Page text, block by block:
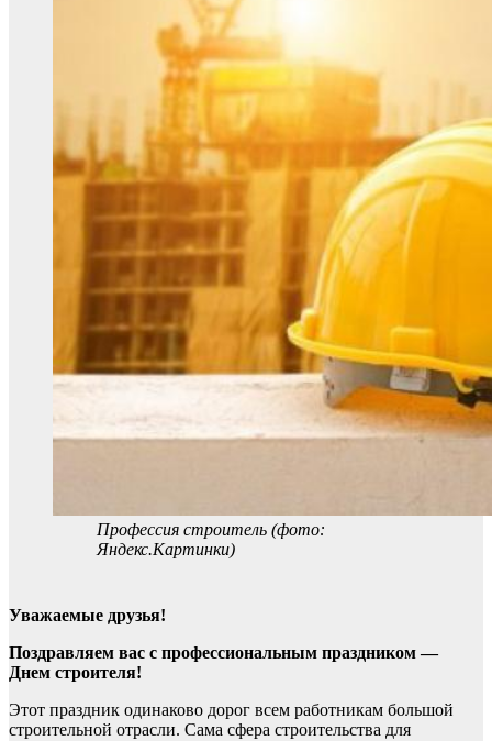
Профессия строитель (фото:
Яндекс.Картинки)
Уважаемые друзья!
Поздравляем вас с профессиональным праздником —
Днем строителя!
Этот праздник одинаково дорог всем работникам большой
строительной отрасли. Сама сфера строительства для